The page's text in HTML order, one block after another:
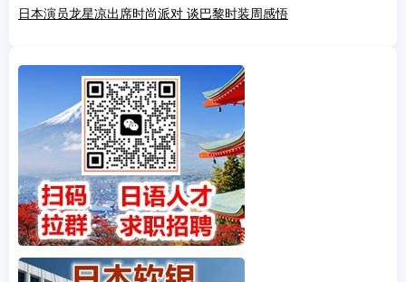
日本演员龙星凉出席时尚派对 谈巴黎时装周感悟